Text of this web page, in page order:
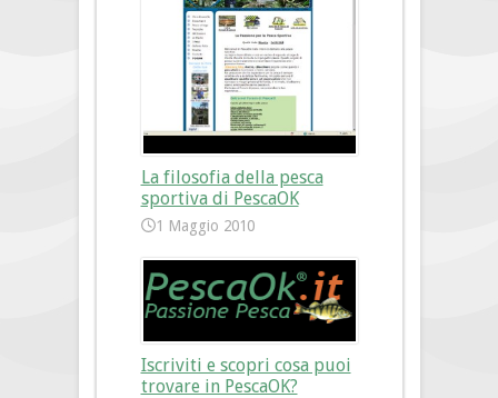
La filosofia della pesca
sportiva di PescaOK
1 Maggio 2010
Iscriviti e scopri cosa puoi
trovare in PescaOK?